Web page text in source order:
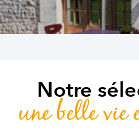
Notre
une belle